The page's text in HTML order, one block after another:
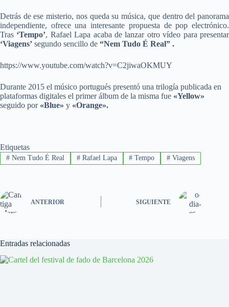
Detrás de ese misterio, nos queda su música, que dentro del panorama
independiente, ofrece una interesante propuesta de pop electrónico.
Tras ‘Tempo’, Rafael Lapa acaba de lanzar otro vídeo para presentar
‘Viagens’ segundo sencillo de “Nem Tudo É Real” .
https://www.youtube.com/watch?v=C2jiwaOKMUY
Durante 2015 el músico portugués presentó una trilogía publicada en
plataformas digitales el primer álbum de la misma fue «Yellow»
seguido por «Blue» y «Orange».
Etiquetas
#Nem Tudo É Real #Rafael Lapa # Tempo # Viagens
ANTERIOR SIGUIENTE
Entradas relacionadas